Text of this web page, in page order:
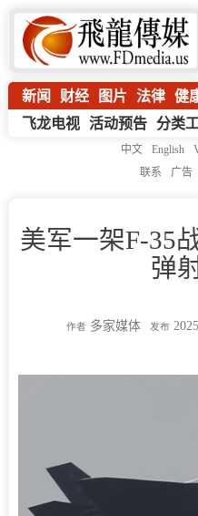
新闻 财经 图片 法律 健
飞龙电视 活动预告 分类
中文 English
联系
广告
美军一架F-35
弹
作者 多家媒体 发布